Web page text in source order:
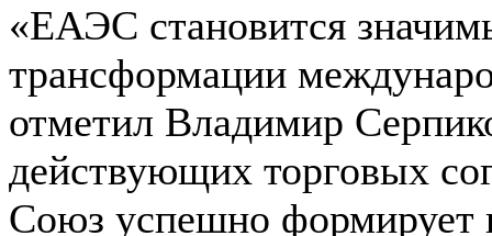
«ЕАЭС становится
трансформации
отметил Владимир
действующих торговых
Союз успешно формирует